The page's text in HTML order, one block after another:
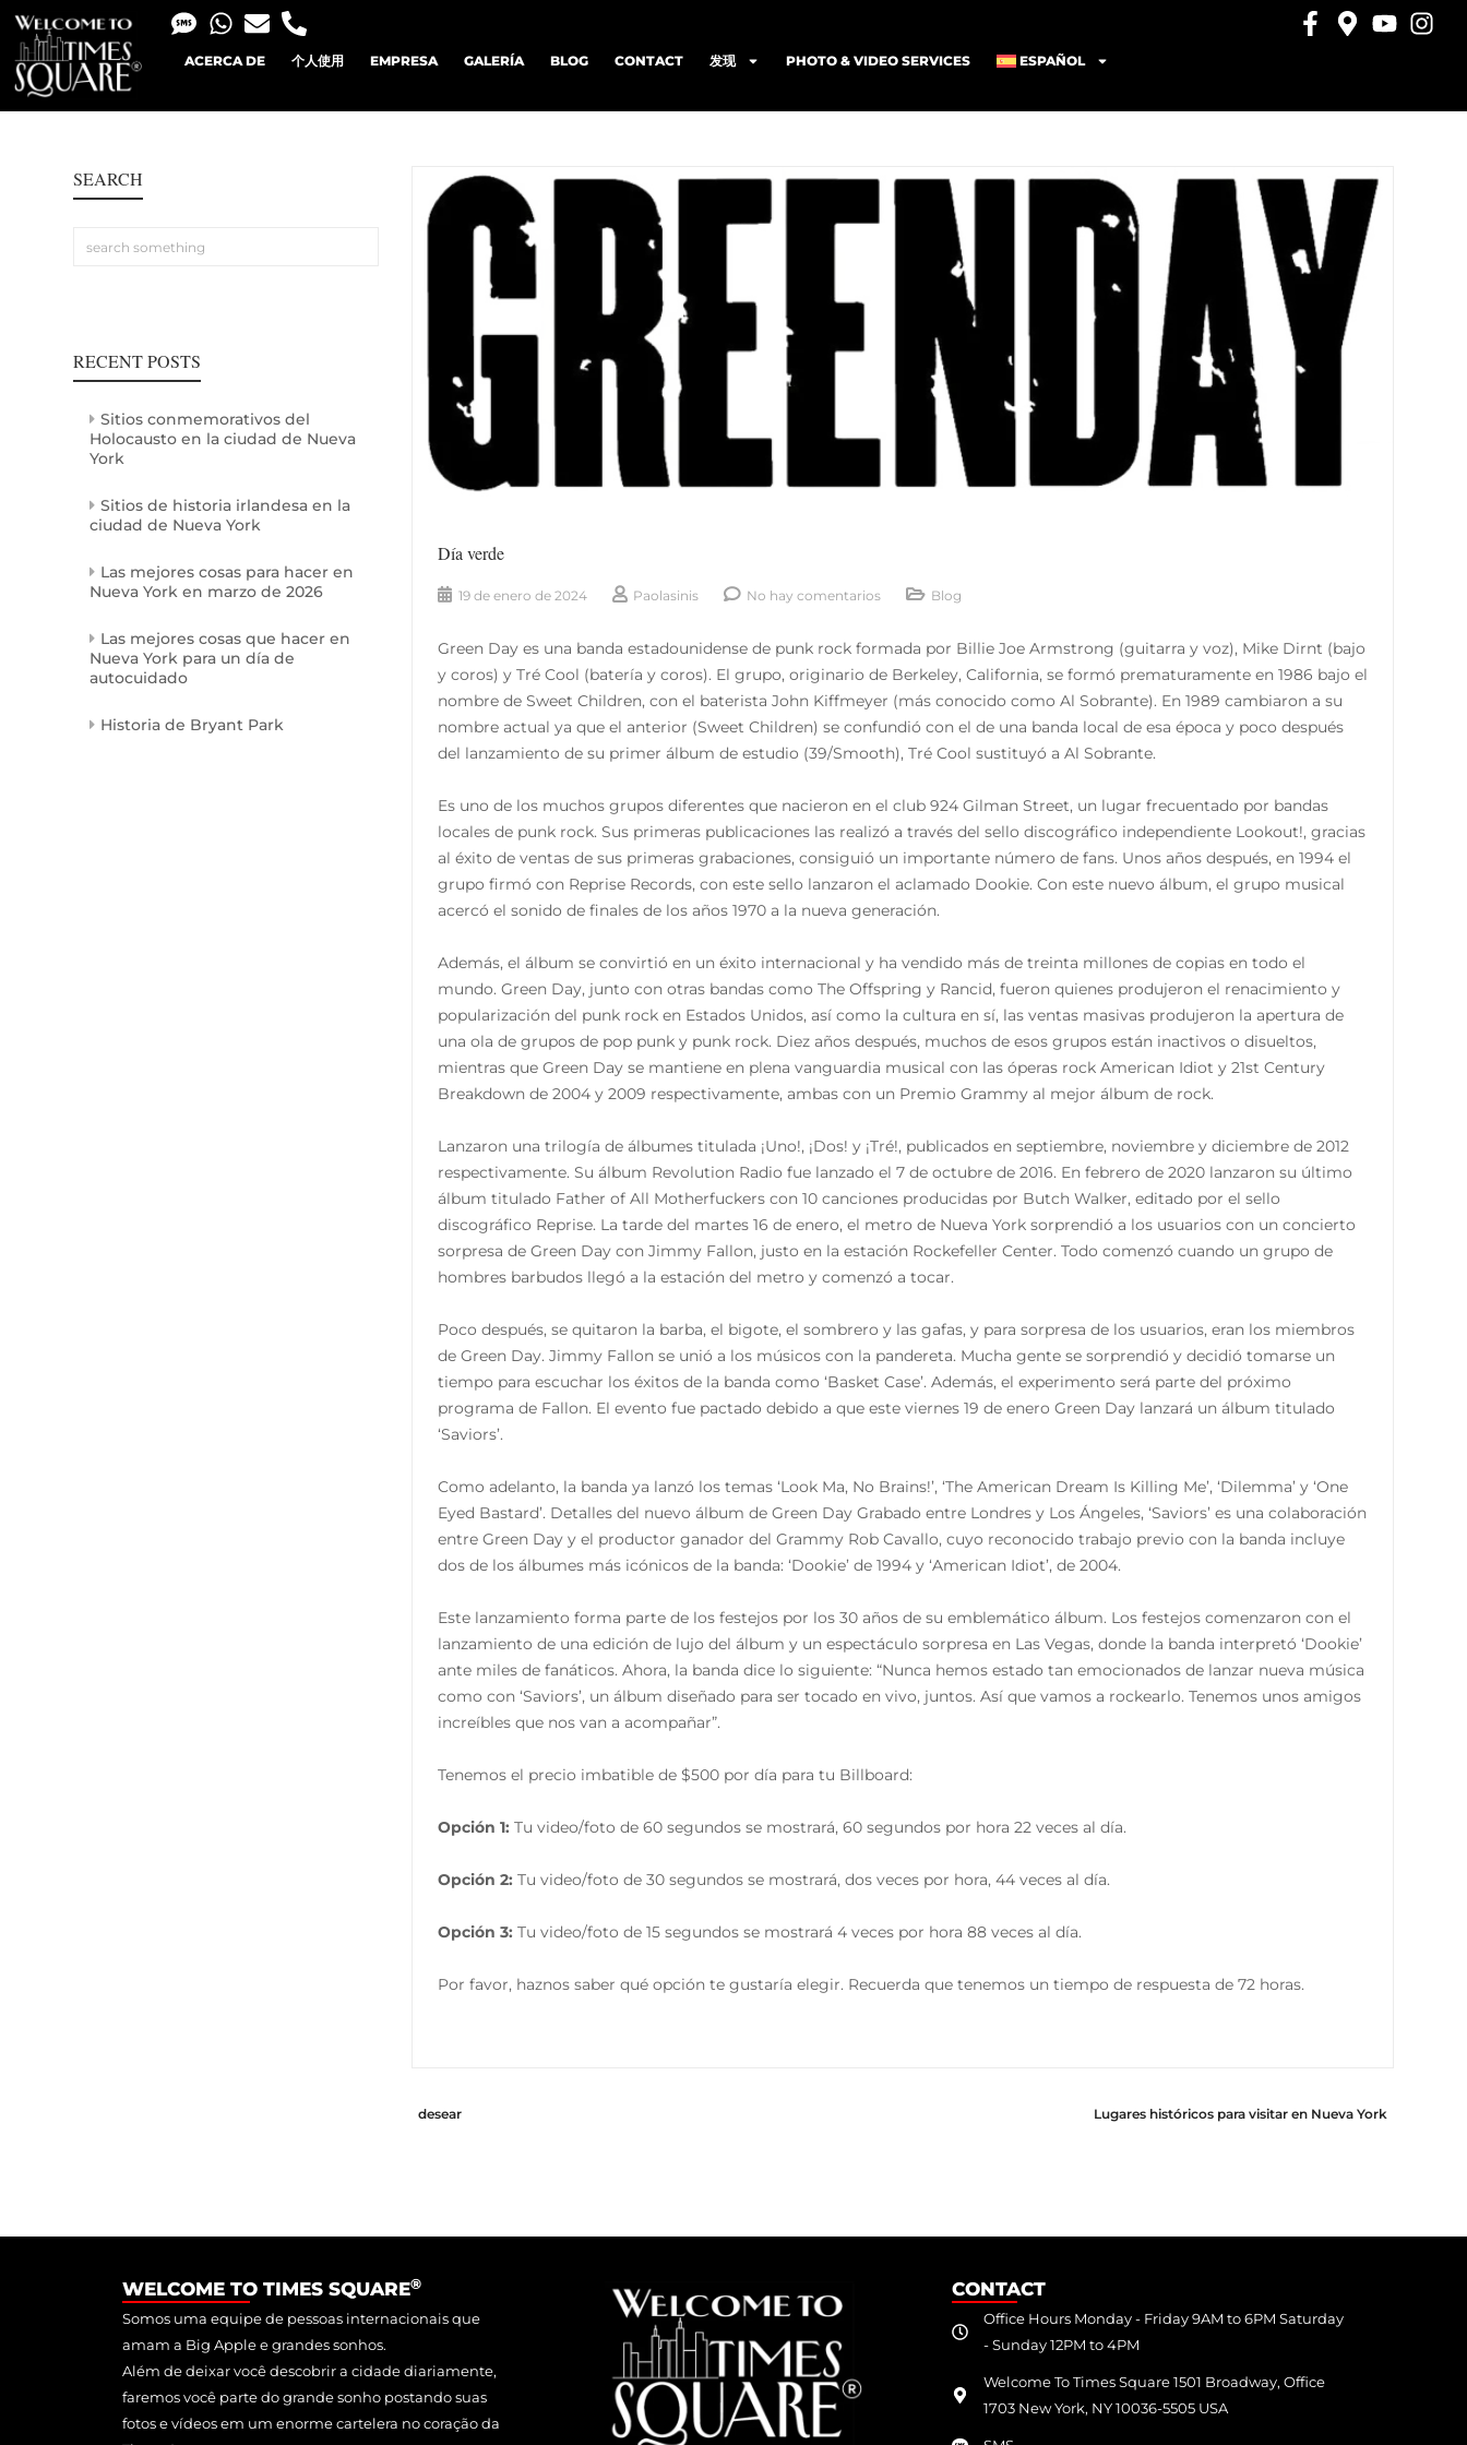
ACERCA DE 个人使用 EMPRESA GALERÍA BLOG CONTACT 发现 PHOTO & VIDEO SERVICES ESPAÑOL
SEARCH
RECENT POSTS
Sitios conmemorativos del
Holocausto en la ciudad de Nueva
York
Sitios de historia irlandesa en la
ciudad de Nueva York
Las mejores cosas para hacer en
Nueva York en marzo de 2026
Las mejores cosas que hacer en
Nueva York para un día de
autocuidado
Historia de Bryant Park
Día verde
19 de enero de 2024 Paolasinis No hay comentarios Blog
Green Day es una banda estadounidense de punk rock formada por Billie Joe Armstrong (guitarra y voz), Mike Dirnt (bajo
y coros) y Tré Cool (batería y coros). El grupo, originario de Berkeley, California, se formó prematuramente en 1986 bajo el
nombre de Sweet Children, con el baterista John Kiffmeyer (más conocido como Al Sobrante). En 1989 cambiaron a su
nombre actual ya que el anterior (Sweet Children) se confundió con el de una banda local de esa época y poco después
del lanzamiento de su primer álbum de estudio (39/Smooth), Tré Cool sustituyó a Al Sobrante.
Es uno de los muchos grupos diferentes que nacieron en el club 924 Gilman Street, un lugar frecuentado por bandas
locales de punk rock. Sus primeras publicaciones las realizó a través del sello discográfico independiente Lookout!, gracias
al éxito de ventas de sus primeras grabaciones, consiguió un importante número de fans. Unos años después, en 1994 el
grupo firmó con Reprise Records, con este sello lanzaron el aclamado Dookie. Con este nuevo álbum, el grupo musical
acercó el sonido de finales de los años 1970 a la nueva generación.
Además, el álbum se convirtió en un éxito internacional y ha vendido más de treinta millones de copias en todo el
mundo. Green Day, junto con otras bandas como The Offspring y Rancid, fueron quienes produjeron el renacimiento y
popularización del punk rock en Estados Unidos, así como la cultura en sí, las ventas masivas produjeron la apertura de
una ola de grupos de pop punk y punk rock. Diez años después, muchos de esos grupos están inactivos o disueltos,
mientras que Green Day se mantiene en plena vanguardia musical con las óperas rock American Idiot y 21st Century
Breakdown de 2004 y 2009 respectivamente, ambas con un Premio Grammy al mejor álbum de rock.
Lanzaron una trilogía de álbumes titulada ¡Uno!, ¡Dos! y ¡Tré!, publicados en septiembre, noviembre y diciembre de 2012
respectivamente. Su álbum Revolution Radio fue lanzado el 7 de octubre de 2016. En febrero de 2020 lanzaron su último
álbum titulado Father of All Motherfuckers con 10 canciones producidas por Butch Walker, editado por el sello
discográfico Reprise. La tarde del martes 16 de enero, el metro de Nueva York sorprendió a los usuarios con un concierto
sorpresa de Green Day con Jimmy Fallon, justo en la estación Rockefeller Center. Todo comenzó cuando un grupo de
hombres barbudos llegó a la estación del metro y comenzó a tocar.
Poco después, se quitaron la barba, el bigote, el sombrero y las gafas, y para sorpresa de los usuarios, eran los miembros
de Green Day. Jimmy Fallon se unió a los músicos con la pandereta. Mucha gente se sorprendió y decidió tomarse un
tiempo para escuchar los éxitos de la banda como ‘Basket Case’. Además, el experimento será parte del próximo
programa de Fallon. El evento fue pactado debido a que este viernes 19 de enero Green Day lanzará un álbum titulado
‘Saviors’.
Como adelanto, la banda ya lanzó los temas ‘Look Ma, No Brains!’, ‘The American Dream Is Killing Me’, ‘Dilemma’ y ‘One
Eyed Bastard’. Detalles del nuevo álbum de Green Day Grabado entre Londres y Los Ángeles, ‘Saviors’ es una colaboración
entre Green Day y el productor ganador del Grammy Rob Cavallo, cuyo reconocido trabajo previo con la banda incluye
dos de los álbumes más icónicos de la banda: ‘Dookie’ de 1994 y ‘American Idiot’, de 2004.
Este lanzamiento forma parte de los festejos por los 30 años de su emblemático álbum. Los festejos comenzaron con el
lanzamiento de una edición de lujo del álbum y un espectáculo sorpresa en Las Vegas, donde la banda interpretó ‘Dookie’
ante miles de fanáticos. Ahora, la banda dice lo siguiente: “Nunca hemos estado tan emocionados de lanzar nueva música
como con ‘Saviors’, un álbum diseñado para ser tocado en vivo, juntos. Así que vamos a rockearlo. Tenemos unos amigos
increíbles que nos van a acompañar”.
Tenemos el precio imbatible de $500 por día para tu Billboard:
Opción 1: Tu video/foto de 60 segundos se mostrará, 60 segundos por hora 22 veces al día.
Opción 2: Tu video/foto de 30 segundos se mostrará, dos veces por hora, 44 veces al día.
Opción 3: Tu video/foto de 15 segundos se mostrará 4 veces por hora 88 veces al día.
Por favor, haznos saber qué opción te gustaría elegir. Recuerda que tenemos un tiempo de respuesta de 72 horas.
desear Lugares históricos para visitar en Nueva York
WELCOME TO TIMES SQUARE®
Somos uma equipe de pessoas internacionais que
amam a Big Apple e grandes sonhos.
Além de deixar você descobrir a cidade diariamente,
faremos você parte do grande sonho postando suas
fotos e vídeos em um enorme cartelera no coração da
CONTACT
Office Hours Monday - Friday 9AM to 6PM Saturday
- Sunday 12PM to 4PM
Welcome To Times Square 1501 Broadway, Office
1703 New York, NY 10036-5505 USA